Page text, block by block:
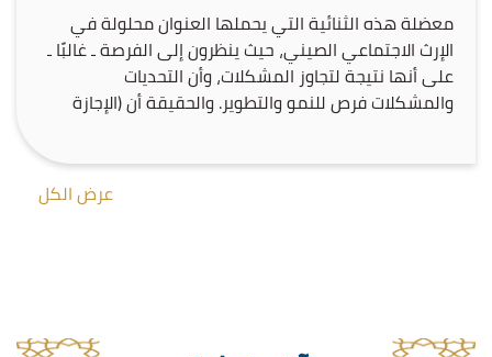
معضلة هذه الثنائية التي يحملها العنوان محلولة في
الإرث الاجتماعي الصيني، حيث ينظرون إلى الفرصة ـ غالبًا ـ
على أنها نتيجة لتجاوز المشكلات، وأن التحديات
والمشكلات فرص للنمو والتطوير. والحقيقة أن (الإجازة
معها على أنها فرصة يجب أن تهتبل باحترافية، وتخطيط
عرض الكل